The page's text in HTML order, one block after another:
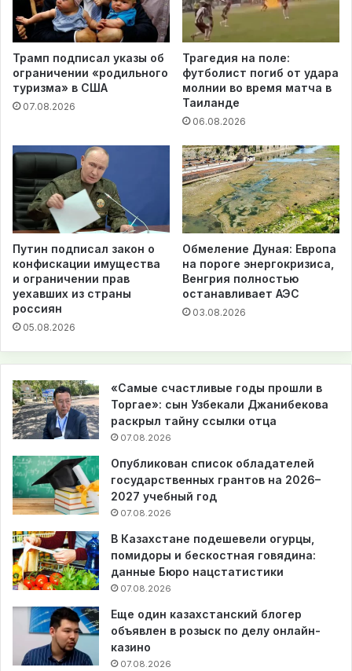
Трамп подписал указы об
ограничении «родильного
туризма» в США
07.08.2026
Трагедия на поле:
футболист погиб от удара
молнии во время матча в
Таиланде
06.08.2026
Путин подписал закон о
конфискации имущества
и ограничении прав
уехавших из страны
россиян
05.08.2026
Обмеление Дуная: Европа
на пороге энергокризиса,
Венгрия полностью
останавливает АЭС
03.08.2026
«Самые счастливые годы прошли в
Торгае»: сын Узбекали Джанибекова
раскрыл тайну ссылки отца
07.08.2026
Опубликован список обладателей
государственных грантов на 2026–
2027 учебный год
07.08.2026
В Казахстане подешевели огурцы,
помидоры и бескостная говядина:
данные Бюро нацстатистики
07.08.2026
Еще один казахстанский блогер
объявлен в розыск по делу онлайн-
казино
07.08.2026